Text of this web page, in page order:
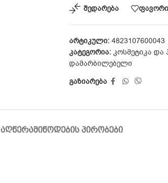
შედარება
არტიკული: 4823107600043
კატეგორია: კოსმეტიკა და
დამარბილებელი
გაზიარება
ᲐᲦᲬᲔᲠᲐᲛᲘᲬᲝᲓᲔᲑᲘᲡ ᲞᲘᲠᲝᲑᲔᲑᲘ